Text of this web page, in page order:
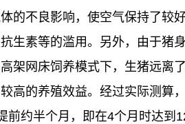
不良影响，使空气保持了较
生素等的滥用。另外，由于猪
网床饲养模式下，生猪远离
高的养殖效益。经过实际测
约半个月，即在4个月时达到